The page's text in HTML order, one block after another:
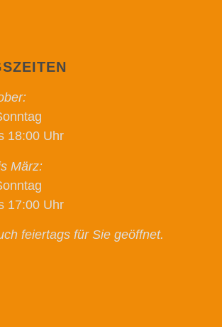
18:00 Uhr
März:
17:00 Uhr
feiertags für Sie geöffnet.